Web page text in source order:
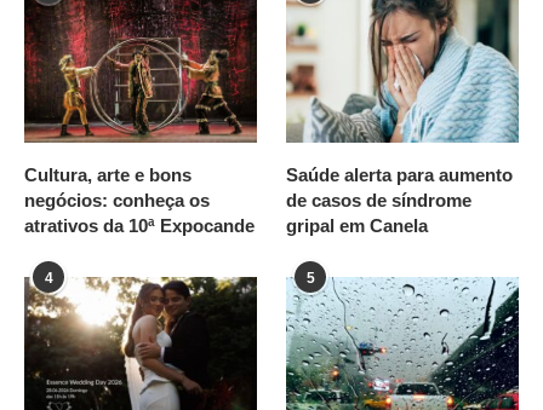
Cultura, arte e bons
negócios: conheça os
atrativos da 10ª Expocande
Saúde alerta para aumento
de casos de síndrome
gripal em Canela
4 5